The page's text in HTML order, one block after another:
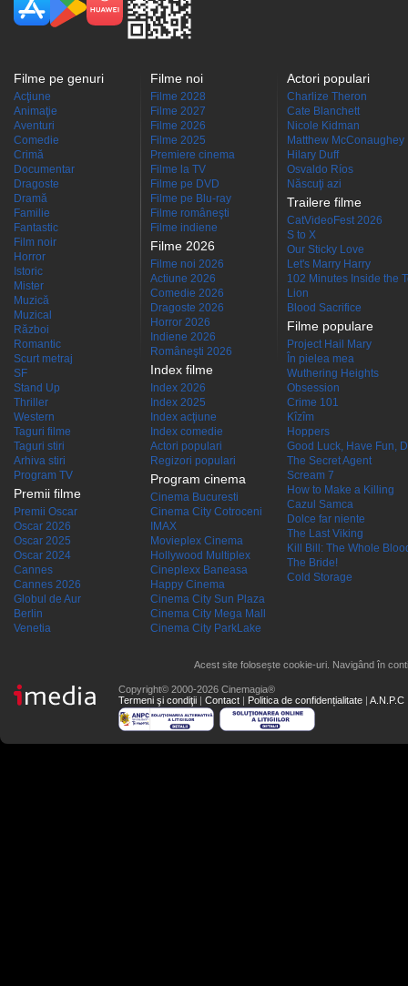
Filme pe genuri
Acţiune
Animaţie
Aventuri
Comedie
Crimă
Documentar
Dragoste
Dramă
Familie
Fantastic
Film noir
Horror
Istoric
Mister
Muzică
Muzical
Război
Romantic
Scurt metraj
SF
Stand Up
Thriller
Western
Taguri filme
Taguri stiri
Arhiva stiri
Program TV
Premii filme
Premii Oscar
Oscar 2026
Oscar 2025
Oscar 2024
Cannes
Cannes 2026
Globul de Aur
Berlin
Venetia
Filme noi
Filme 2028
Filme 2027
Filme 2026
Filme 2025
Premiere cinema
Filme la TV
Filme pe DVD
Filme pe Blu-ray
Filme româneşti
Filme indiene
Filme 2026
Filme noi 2026
Actiune 2026
Comedie 2026
Dragoste 2026
Horror 2026
Indiene 2026
Româneşti 2026
Index filme
Index 2026
Index 2025
Index acţiune
Index comedie
Actori populari
Regizori populari
Program cinema
Cinema Bucuresti
Cinema City Cotroceni
IMAX
Movieplex Cinema
Hollywood Multiplex
Cineplexx Baneasa
Happy Cinema
Cinema City Sun Plaza
Cinema City Mega Mall
Cinema City ParkLake
Actori populari
Charlize Theron
Cate Blanchett
Nicole Kidman
Matthew McConaughey
Hilary Duff
Osvaldo Ríos
Născuţi azi
Trailere filme
CatVideoFest 2026
S to X
Our Sticky Love
Let's Marry Harry
102 Minutes Inside the
Lion
Blood Sacrifice
Filme populare
Project Hail Mary
În pielea mea
Wuthering Heights
Obsession
Crime 101
Kîzîm
Hoppers
Good Luck, Have Fun,
The Secret Agent
Scream 7
How to Make a Killing
Cazul Samca
Dolce far niente
The Last Viking
Kill Bill: The Whole
The Bride!
Cold Storage
Acest site folosește cookie-uri. Navigând în
Copyright© 2000-2026 Cinemagia®
Termeni şi condiţii | Contact | Politica de confidențialitate | A.N.P.C